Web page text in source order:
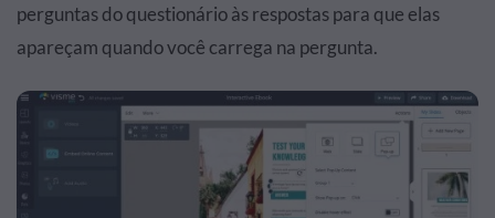
perguntas do questionário às respostas para que elas
apareçam quando você carrega na pergunta.